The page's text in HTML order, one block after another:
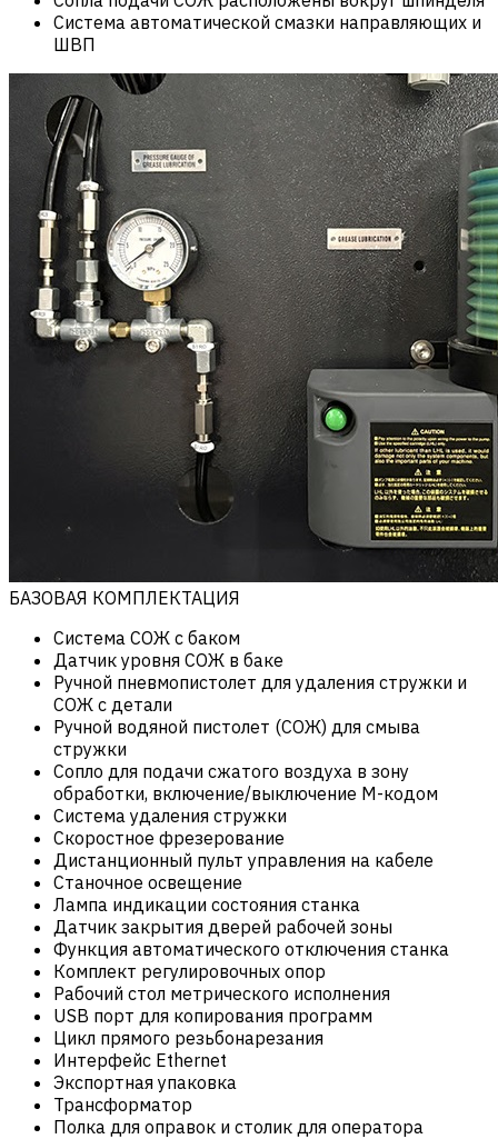
Система автоматической смазки направляющих и
ШВП
БАЗОВАЯ КОМПЛЕКТАЦИЯ
Система СОЖ с баком
Датчик уровня СОЖ в баке
Ручной пневмопистолет для удаления стружки и
СОЖ с детали
Ручной водяной пистолет (СОЖ) для смыва
стружки
Сопло для подачи сжатого воздуха в зону
обработки, включение/выключение М-кодом
Система удаления стружки
Скоростное фрезерование
Дистанционный пульт управления на кабеле
Станочное освещение
Лампа индикации состояния станка
Датчик закрытия дверей рабочей зоны
Функция автоматического отключения станка
Комплект регулировочных опор
Рабочий стол метрического исполнения
USB порт для копирования программ
Цикл прямого резьбонарезания
Интерфейс Ethernet
Экспортная упаковка
Трансформатор
Полка для оправок и столик для оператора